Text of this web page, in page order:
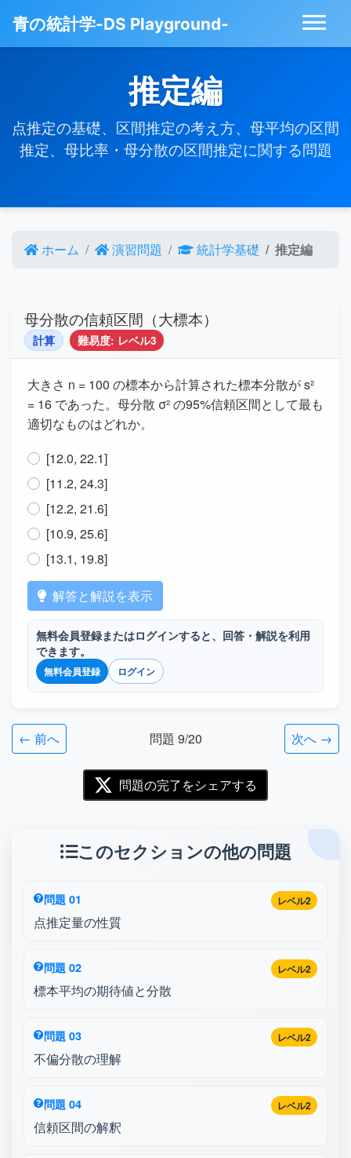
青の統計学-DS Playground-
推定編
点推定の基礎、区間推定の考え方、母平均の区間
推定、母比率・母分散の区間推定に関する問題
ホーム 演習問題 統計学基礎 推定編
母分散の信頼区間（大標本）
計算 難易度: レベル3
大きさ n = 100 の標本から計算された標本分散が s²
= 16 であった。母分散 σ² の95%信頼区間として最も
適切なものはどれか。
[12.0, 22.1]
[11.2, 24.3]
[12.2, 21.6]
[10.9, 25.6]
[13.1, 19.8]
解答と解説を表示
無料会員登録またはログインすると、回答・解説を利用
できます。
無料会員登録 ログイン
← 前へ 問題 9/20 次へ →
問題の完了をシェアする
このセクションの他の問題
レベル2
問題 01
点推定量の性質
レベル2
問題 02
標本平均の期待値と分散
レベル2
問題 03
不偏分散の理解
レベル2
問題 04
信頼区間の解釈